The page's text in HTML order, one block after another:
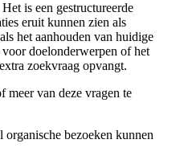
is een gestructureerde
eruit kunnen zien als
het aanhouden van huidige
doelonderwerpen of het
zoekvraag opvangt.
meer van deze vragen te
organische bezoeken kunnen